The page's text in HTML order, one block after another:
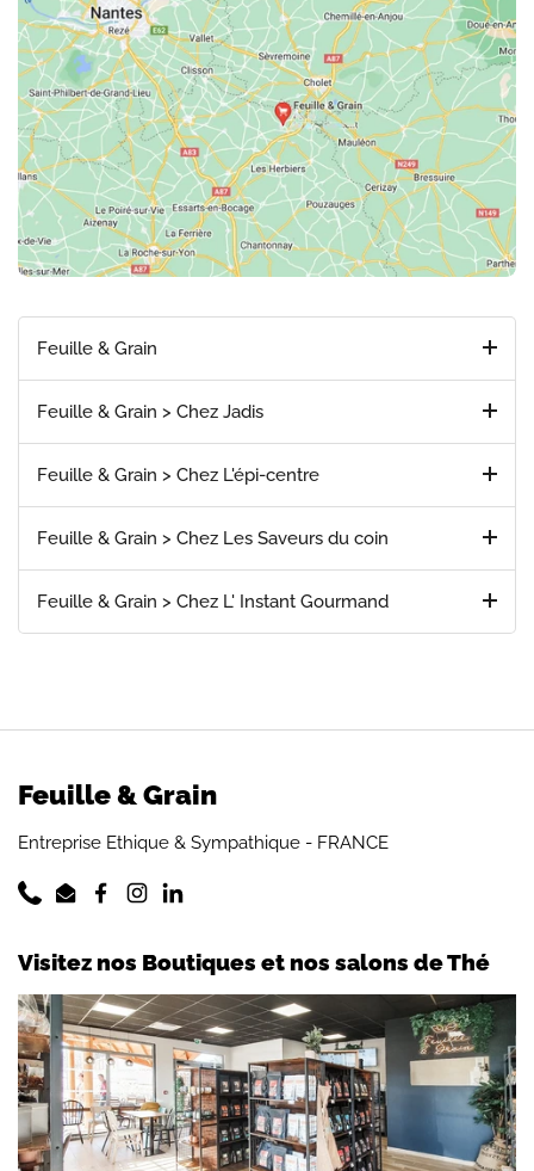
Feuille & Grain
Feuille & Grain > Chez Jadis
Feuille & Grain > Chez L'épi-centre
Feuille & Grain > Chez Les Saveurs du coin
Feuille & Grain > Chez L' Instant Gourmand
Feuille & Grain
Entreprise Ethique & Sympathique - FRANCE
PhoneEmailFacebook
Instagram
LinkedIn
Visitez nos Boutiques et nos salons de Thé